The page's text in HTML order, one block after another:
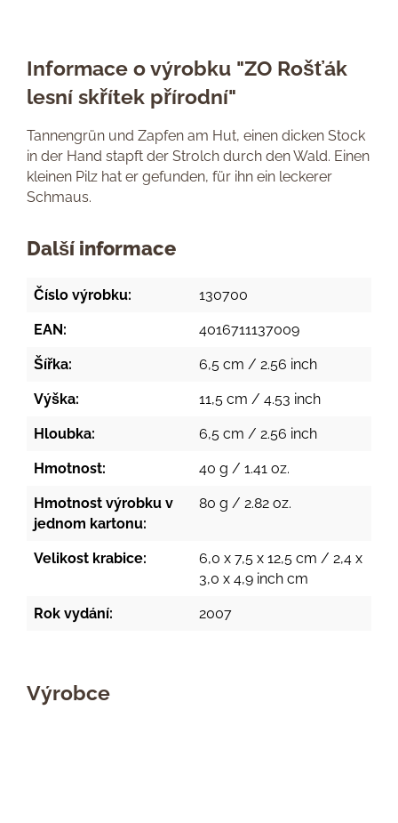
Informace o výrobku "ZO Rošťák
lesní skřítek přírodní"
Tannengrün und Zapfen am Hut, einen dicken Stock
in der Hand stapft der Strolch durch den Wald. Einen
kleinen Pilz hat er gefunden, für ihn ein leckerer
Schmaus.
Další informace
Číslo výrobku: 130700
EAN: 4016711137009
Šířka: 6,5 cm / 2.56 inch
Výška: 11,5 cm / 4.53 inch
Hloubka: 6,5 cm / 2.56 inch
Hmotnost: 40 g / 1.41 oz.
Hmotnost výrobku v
jednom kartonu:
80 g / 2.82 oz.
Velikost krabice:
6,0 x 7,5 x 12,5 cm / 2,4 x
3,0 x 4,9 inch cm
Rok vydání: 2007
Výrobce